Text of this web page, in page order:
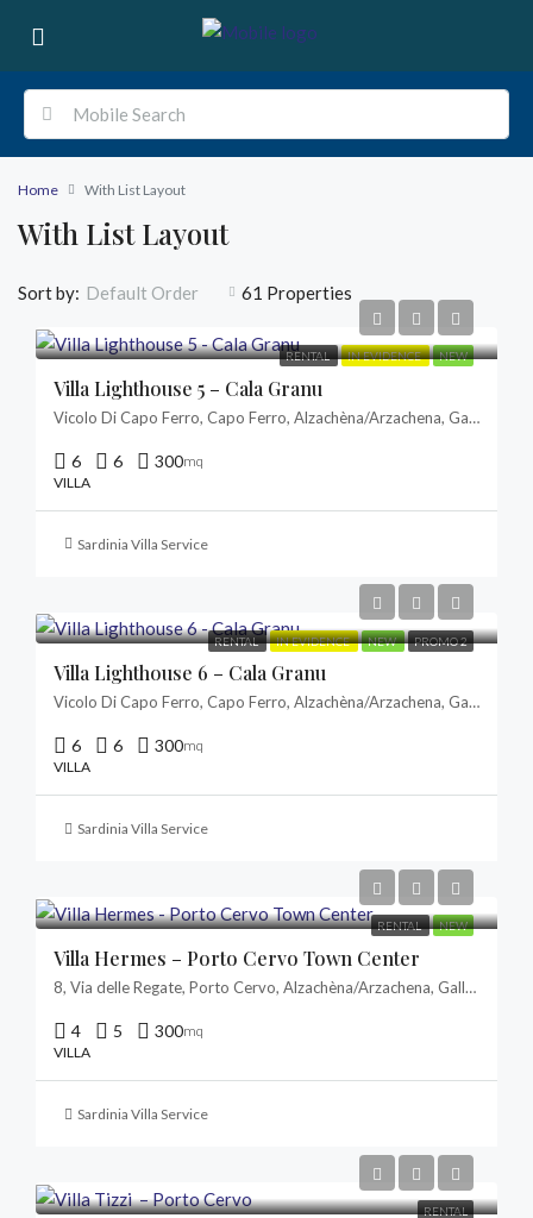
Home With List Layout
With List Layout
61 Properties
Sort by: Default Order
RENTAL IN EVIDENCE NEW
Villa Lighthouse 5 – Cala Granu
Vicolo Di Capo Ferro, Capo Ferro, Alzachèna/Arzachena, Gallura Nord-Est Sardegna, Sardigna/Sardegna, Italia
6 6 300mq
VILLA
Sardinia Villa Service
RENTAL IN EVIDENCE NEW PROMO 2
Villa Lighthouse 6 – Cala Granu
Vicolo Di Capo Ferro, Capo Ferro, Alzachèna/Arzachena, Gallura Nord-Est Sardegna, Sardigna/Sardegna, Italia
6 6 300mq
VILLA
Sardinia Villa Service
RENTAL NEW
Villa Hermes – Porto Cervo Town Center
8, Via delle Regate, Porto Cervo, Alzachèna/Arzachena, Gallura Nord-Est Sardegna, Sardigna/Sardegna, 07021, Italia
4 5 300mq
VILLA
Sardinia Villa Service
RENTAL